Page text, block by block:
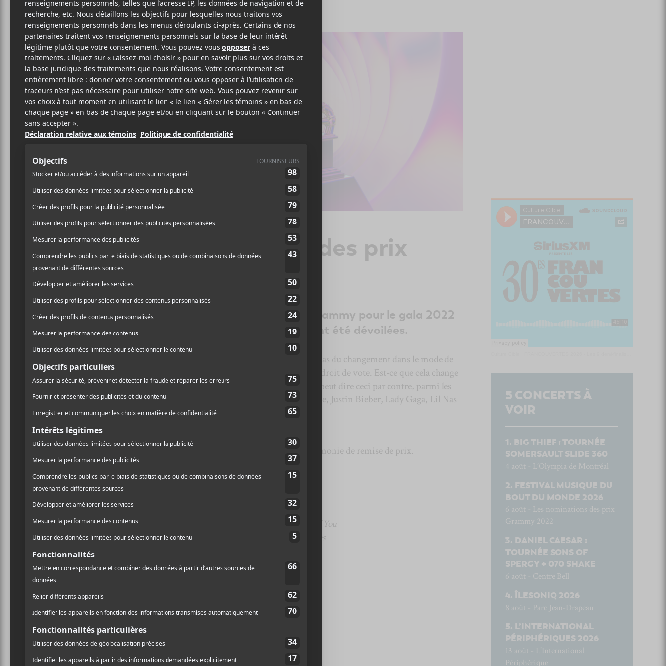
23 NOVEMBRE 2021
PARLOUIS-PHILIPPE
LABRÈCHE
PARTAGER
F
A
C
E
B
O
O
T
W
I
T
T
E
R
P
A
R
T
A
G
E
Les nominations des prix
Grammy 2022
Ça y est, les nominations des prix Grammy pour le gala 2022
qui aura lieu le 31 janvier prochain ont été dévoilées.
Cette semaine, la Recording Academy faisait grand cas du changement dans le mode de
votes et le nombre de jurys qui peuvent exercer leur droit de vote. Est-ce que cela change
réellement grand-chose? À vous de le constater. On peut dire ceci par contre, parmi les
plus nommés, on retrouve : Billie Eilish, Jon Baptiste, Justin Bieber, Lady Gaga, Lil Nas
X, Brandi Carlile et Silk Sonic.
C’est un rendez-vous le lundi 31 janvier pour la cérémonie de remise de prix.
Enregistrement de l’année
I Get a Kick Out of You
Justin Bieber
–Peaches
Doja Cat,SZA–Kiss Me More
Montero (Call Me by Your Name)
Silk Sonic–Leave the Door Open
Album de l’année
5 CONCERTS À
VOIR
BIG THIEF : TOURNÉE
SOMERSAULT SLIDE 360
4 août - L’Olympia de Montréal
FESTIVAL MUSIQUE DU
BOUT DU MONDE 2026
6 août - Les nominations des prix
Grammy 2022
DANIEL CAESAR :
TOURNÉE SONS OF
SPERGY + 070 SHAKE
6 août - Centre Bell
ÎLESONIQ 2026
8 août - Parc Jean-Drapeau
L’INTERNATIONAL
PÉRIPHÉRIQUES 2026
13 août - L’International
Périphérique